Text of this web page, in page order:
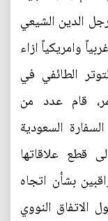
الدين الشيعي
وامريكياً ازاء
الطائفي في
قام عدد من
السعودية
قطع علاقاتها
بشأن اتجاه
الاتفاق النووي